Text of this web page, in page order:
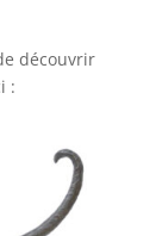
découvrir
: